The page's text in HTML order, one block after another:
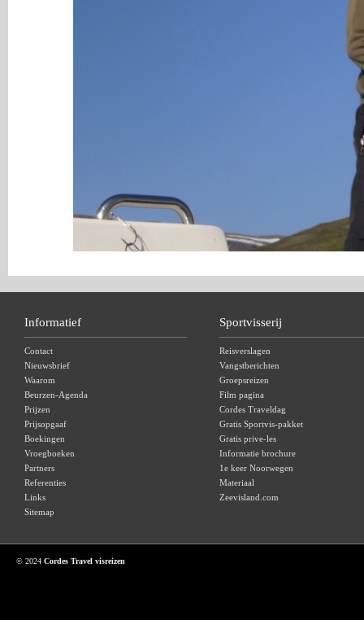
Informatief
Contact
Nieuwsbrief
Waarom
Beurzen-Agenda
Prijzen
Prijsopgaaf
Boekingen
Vroegboeken
Partners
Referenties
Links
Sitemap
Sportvisserij
Reisverslagen
Vangstberichten
Groepsreizen
Film pagina
Cordes Traveldag
Gratis Sportvis-pakket
Gratis prive-les
Informatie brochure
1e keer Noorwegen
Materiaal
Zeevisland.com
© 2024 Cordes Travel visreizen